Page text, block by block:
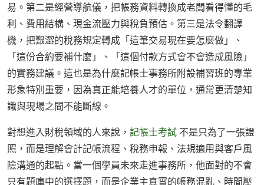
易。第二是經營導航儀，把帳務資料轉換成老闆看得懂的毛
利、費用結構、現金流壓力與稅負預估。第三是法令翻譯
機，把艱澀的稅務規定轉成「這筆交易現在要怎麼做」、
「這份合約要補什麼」、「這個付款方式會不會造成風險」
的實務建議。這也是為什麼記帳士事務所附設補習班的專業
形象特別重要，因為真正能培養人才的單位，通常更清楚知
識與現場之間不能斷線。
對想進入財稅領域的人來說， 記帳士考試 不是只為了一張證
照，而是理解會計記帳流程、稅務申報、法規適用與客戶風
險溝通的起點。當一個學員未來走進事務所，他面對的不會
只有題庫中的選擇題，而是企業主真實的帳務混亂、時間壓